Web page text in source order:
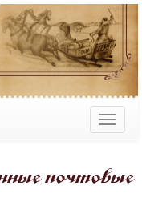
почтовые